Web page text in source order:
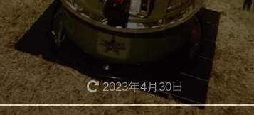
2023年4月30日